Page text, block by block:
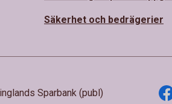
Säkerhet och bedrägerier
Sparbank (publ)